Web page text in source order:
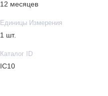
12 месяцев
Единицы Измерения
1 шт.
Каталог ID
IC10